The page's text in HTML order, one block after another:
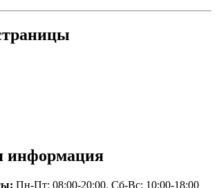
информация
Пн-Пт: 08:00-20:00, Сб-Вс: 10:00-18:00